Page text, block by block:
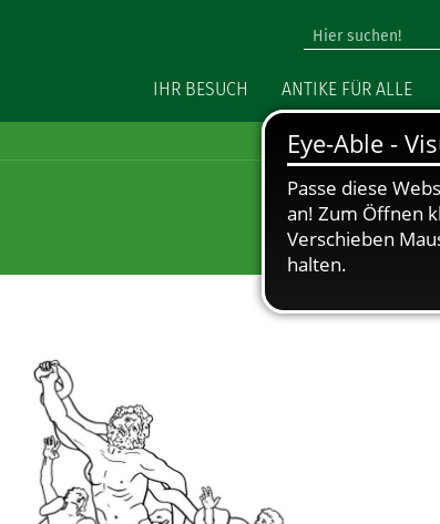
Main navigation
IHR BESUCH ANTIKE FÜR ALLE